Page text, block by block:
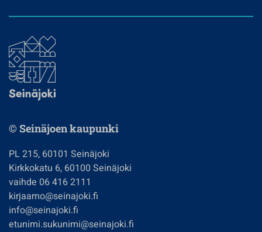
© Seinäjoen kaupunki
PL 215, 60101 Seinäjoki
Kirkkokatu 6, 60100 Seinäjoki
vaihde 06 416 2111
kirjaamo@seinajoki.fi
info@seinajoki.fi
etunimi.sukunimi@seinajoki.fi